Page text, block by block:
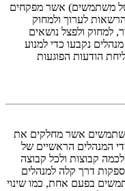
משתמשים) אשר מפקחים
לערוך ולמחוק
למחוק ולפצל נושאים
נקבעו כדי למנוע
הודעות הפוגעות
אשר מחלקים את
המנהלים הראשיים של
קבוצות ולכל קבוצה
דרך קלה למנהלים
בפעם אחת, כמו שינוי